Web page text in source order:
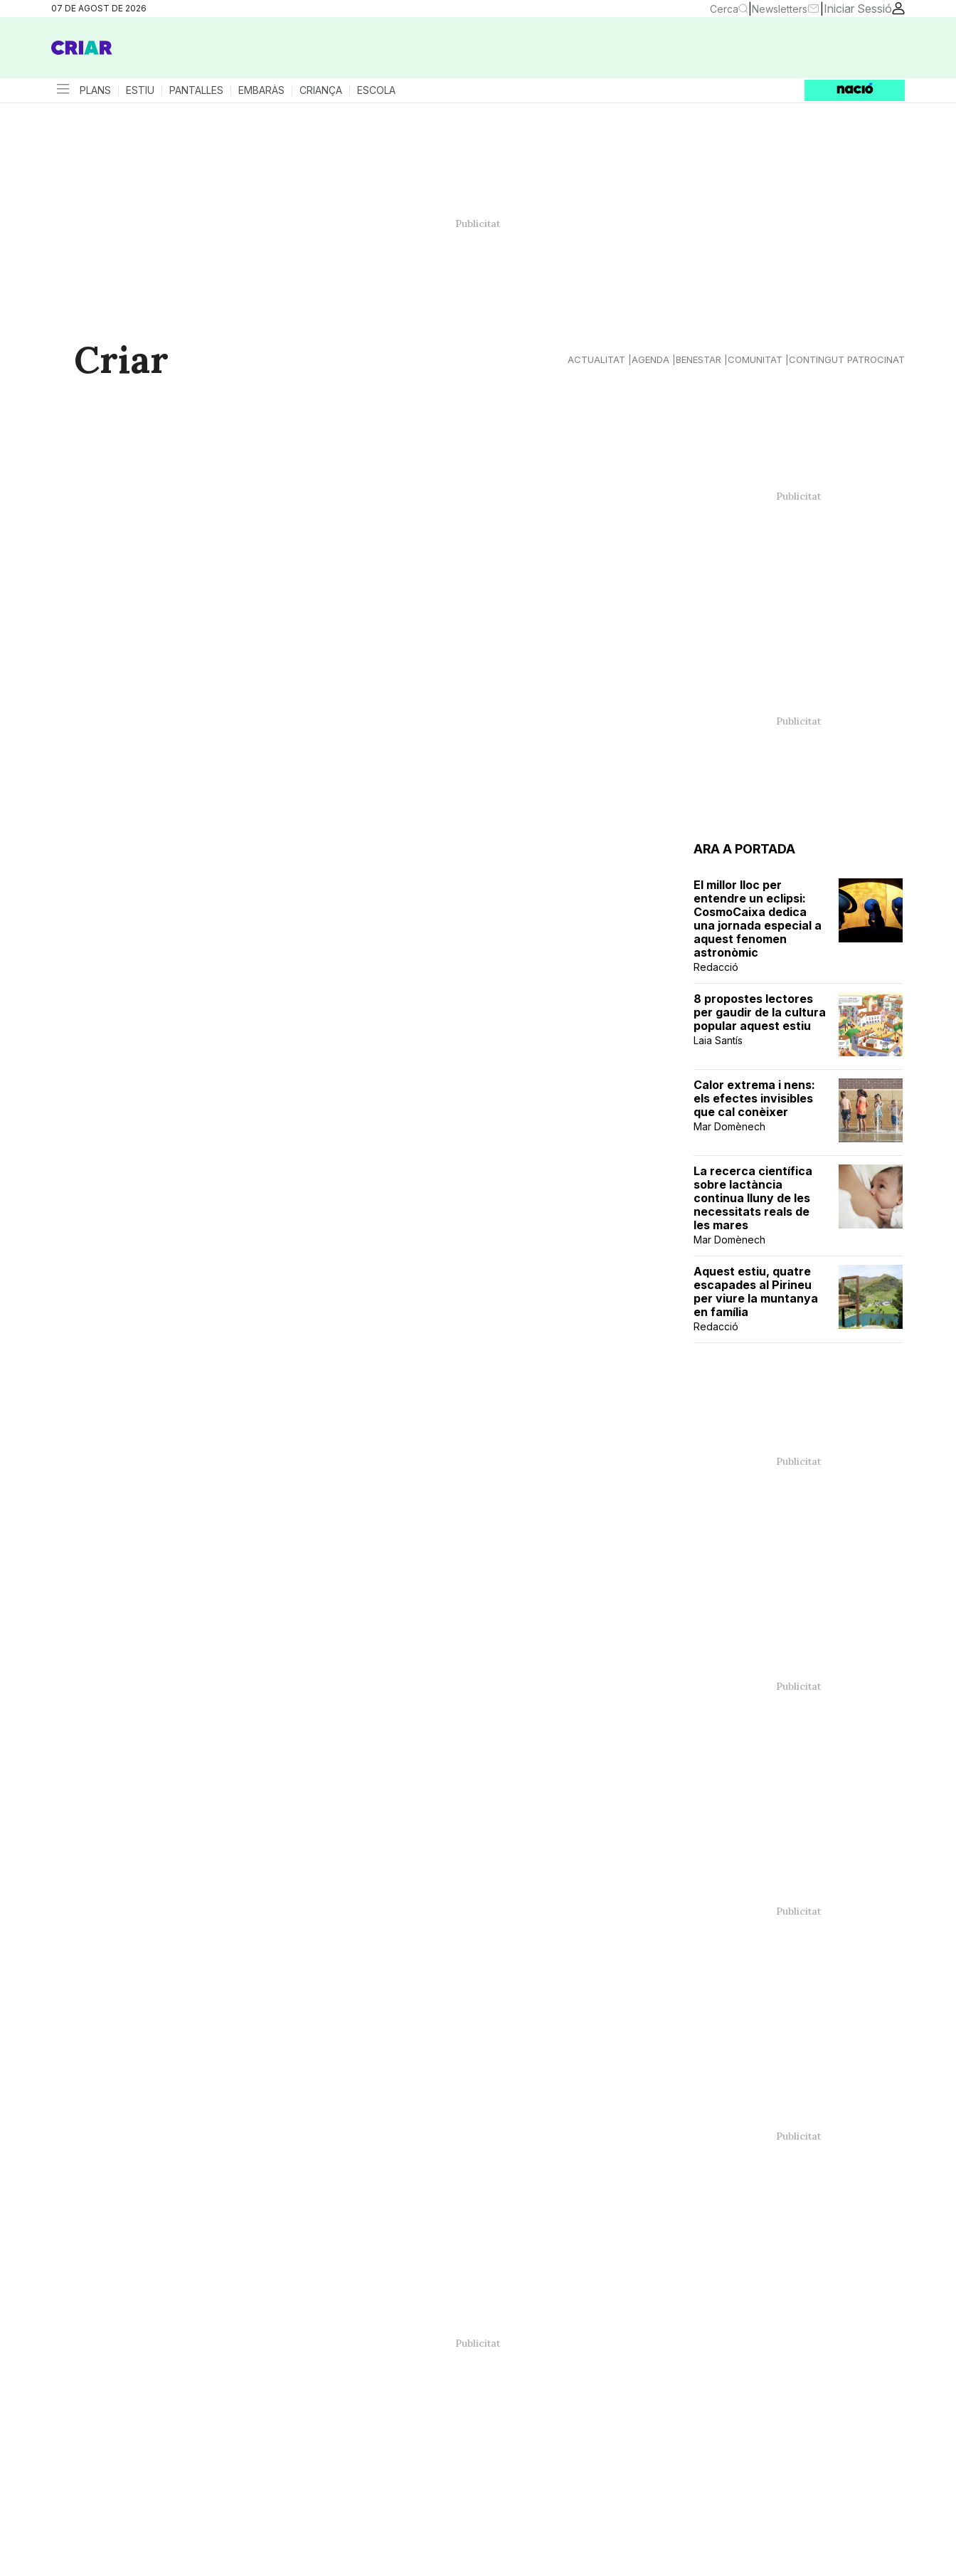
07 DE AGOST DE 2026 Cerca Newsletters Iniciar Sessió
PLANS ESTIU PANTALLES EMBARÀS CRIANÇA ESCOLA
Criar ACTUALITAT AGENDA BENESTAR COMUNITAT CONTINGUT PATROCINAT
ARA A PORTADA
El millor lloc per
entendre un eclipsi:
CosmoCaixa dedica
una jornada especial a
aquest fenomen
astronòmic
Redacció
8 propostes lectores
per gaudir de la cultura
popular aquest estiu
Laia Santís
Calor extrema i nens:
els efectes invisibles
que cal conèixer
Mar Domènech
La recerca científica
sobre lactància
continua lluny de les
necessitats reals de
les mares
Mar Domènech
Aquest estiu, quatre
escapades al Pirineu
per viure la muntanya
en família
Redacció